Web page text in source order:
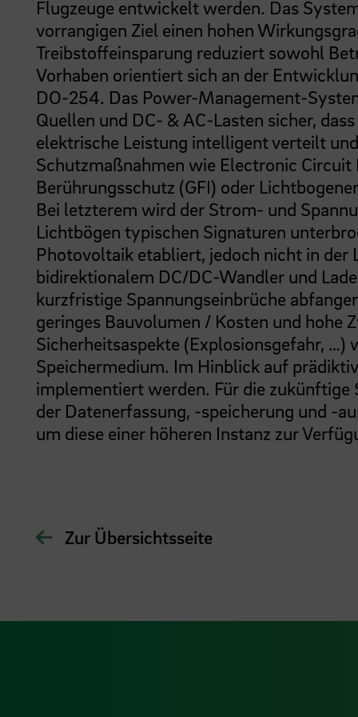
Flugzeuge entwickelt werden. Das
vorrangigen Ziel einen hohen
Treibstoffeinsparung reduziert sowohl
Vorhaben orientiert sich an der
DO-254. Das Power-Management-
Quellen und DC- & AC-Lasten sicher,
elektrische Leistung intelligent verteilt
Schutzmaßnahmen wie Electronic
Berührungsschutz (GFI) oder
Bei letzterem wird der Strom- und
Lichtbögen typischen Signaturen
Photovoltaik etabliert, jedoch nicht in
bidirektionalem DC/DC-Wandler und
kurzfristige Spannungseinbrüche
geringes Bauvolumen / Kosten und hohe
Sicherheitsaspekte (Explosionsgefahr,
Speichermedium. Im Hinblick auf
implementiert werden. Für die
der Datenerfassung, -speicherung und -
um diese einer höheren Instanz zur
Zur Übersichtsseite